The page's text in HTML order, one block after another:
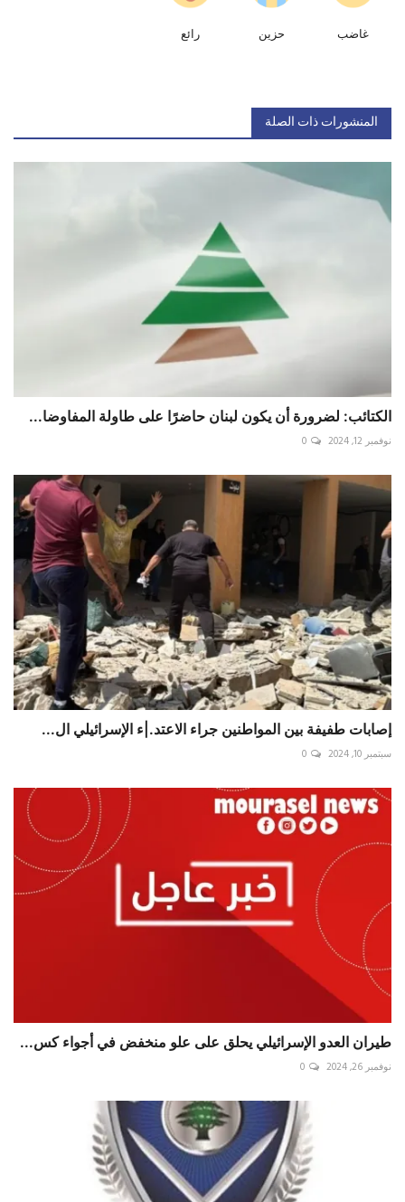
غاضب حزين رائع
المنشورات ذات الصلة
الكتائب: لضرورة أن يكون لبنان حاضرًا على طاولة المفاوضا...
نوفمبر 12, 2024 0
إصابات طفيفة بين المواطنين جراء الاعتد.|ء الإسرائيلي ال...
سبتمبر 10, 2024 0
طيران العدو الإسرائيلي يحلق على علو منخفض في أجواء ⁧‫كس...
نوفمبر 26, 2024 0